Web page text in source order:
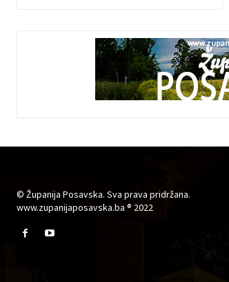
© Županija Posavska. Sva prava pridržana.
www.zupanijaposavska.ba ® 2022